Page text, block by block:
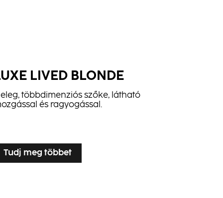
LIVED BLONDE
többdimenziós szőke, látható
és ragyogással.
Tudj meg többet